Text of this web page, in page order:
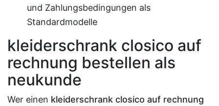
und Zahlungsbedingungen als
Standardmodelle
kleiderschrank closico auf
rechnung bestellen als
neukunde
Wer einen kleiderschrank closico auf rechnung